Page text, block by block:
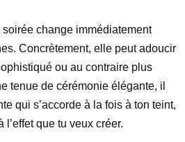
change immédiatement
Concrètement, elle peut adoucir
ou au contraire plus
tenue de cérémonie élégante, il
qui s’accorde à la fois à ton teint,
l’effet que tu veux créer.